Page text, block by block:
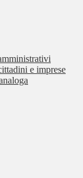
e imprese